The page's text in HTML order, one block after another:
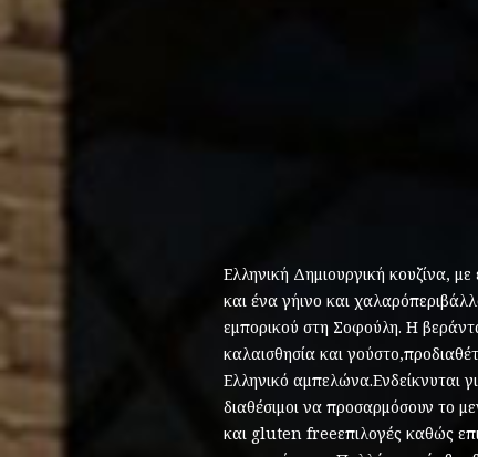
Ελληνική Δημιουργική κουζίνα,
και ένα γήινο και
εμπορικού στη Σοφούλη. Η
καλαισθησία και
Ελληνικό αμπελώνα.Ενδείκνυται
διαθέσιμοι να προσαρμόσουν το
και gluten freeεπιλογές καθώς